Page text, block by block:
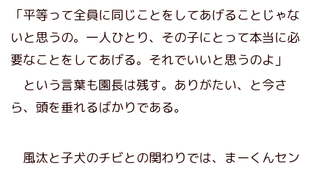
「平等って全員に同じことをしてあげることじゃな
いと思うの。一人ひとり、その子にとって本当に必
要なことをしてあげる。それでいいと思うのよ」
という言葉も園長は残す。ありがたい、と今さ
ら、頭を垂れるばかりである。
風汰と子犬のチビとの関わりでは、まーくんセン